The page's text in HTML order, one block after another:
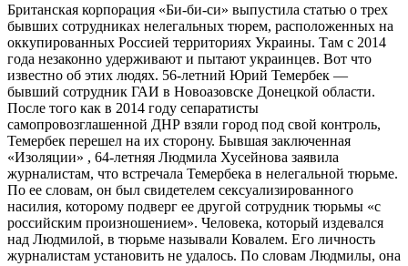
Британская корпорация «Би-би-си» выпустила статью о трех
бывших сотрудниках нелегальных тюрем, расположенных на
оккупированных Россией территориях Украины. Там с 2014
года незаконно удерживают и пытают украинцев. Вот что
известно об этих людях. 56-летний Юрий Темербек —
бывший сотрудник ГАИ в Новоазовске Донецкой области.
После того как в 2014 году сепаратисты
самопровозглашенной ДНР взяли город под свой контроль,
Темербек перешел на их сторону. Бывшая заключенная
«Изоляции» , 64-летняя Людмила Хусейнова заявила
журналистам, что встречала Темербека в нелегальной тюрьме.
По ее словам, он был свидетелем сексуализированного
насилия, которому подверг ее другой сотрудник тюрьмы «с
российским произношением». Человека, который издевался
над Людмилой, в тюрьме называли Ковалем. Его личность
журналистам установить не удалось. По словам Людмилы, она